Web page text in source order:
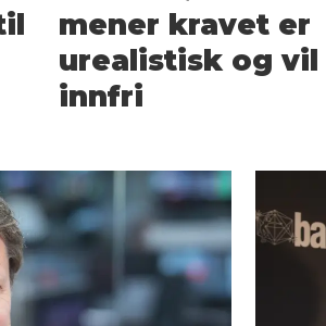
mener kravet er
urealistisk og vil
innfri